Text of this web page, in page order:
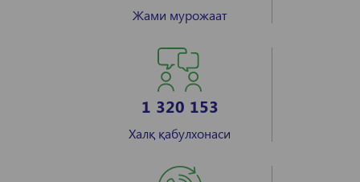
Жами мурожаат
1 320 153
Халқ қабулхонаси